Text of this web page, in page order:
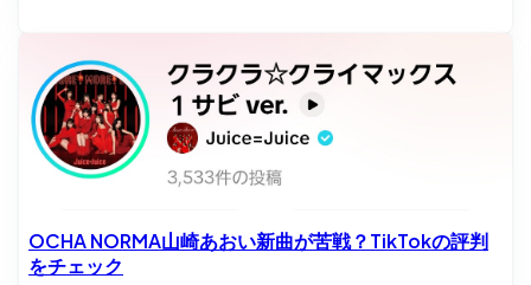
OCHA NORMA山崎あおい新曲が苦戦？TikTokの評判
をチェック